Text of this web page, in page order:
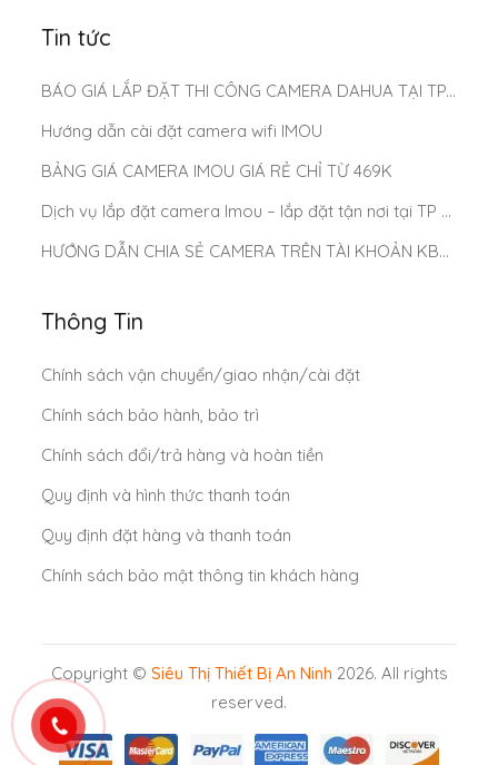
Tin tức
BÁO GIÁ LẮP ĐẶT THI CÔNG CAMERA DAHUA TẠI TP.HCM MỚI NHẤT 2025
Hướng dẫn cài đặt camera wifi IMOU
BẢNG GIÁ CAMERA IMOU GIÁ RẺ CHỈ TỪ 469K
Dịch vụ lắp đặt camera Imou – lắp đặt tận nơi tại TP Hồ Chí Minh
HƯỚNG DẪN CHIA SẺ CAMERA TRÊN TÀI KHOẢN KBONE
Thông Tin
Chính sách vận chuyển/giao nhận/cài đặt
Chính sách bảo hành, bảo trì
Chính sách đổi/trả hàng và hoàn tiền
Quy định và hình thức thanh toán
Quy định đặt hàng và thanh toán
Chính sách bảo mật thông tin khách hàng
Copyright © Siêu Thị Thiết Bị An Ninh 2026. All rights
reserved.